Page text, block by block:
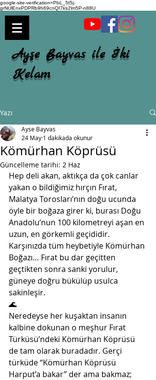
google-site-verification=PbL_5t5j-
grNUlEnxPDPRb9h69cnQI7ks2lm5P-n88U
Ayşe Bayvas ile İki
Kelam
Yazı
Kömürhan Köprüsü
Ayse Bayvas
24 May 1 dakikada okunur
Güncelleme tarihi: 2 Haz
Hep deli akan, aktıkça da çok canlar
yakan o bildiğimiz hırçın Fırat,
Malatya Torosları’nın doğu ucunda
öyle bir boğaza girer ki, burası Doğu
Anadolu’nun 100 kilometreyi aşan en
uzun, en görkemli geçididir.
Karşınızda tüm heybetiyle Kömürhan
Boğazı… Fırat bu dar geçitten
geçtikten sonra sanki yorulur,
güneye doğru bükülüp usulca
sakinleşir.
🌊
Neredeyse her kuşaktan insanın
kalbine dokunan o meşhur Fırat
Türküsü’ndeki Kömürhan Köprüsü
de tam olarak buradadır. Gerçi
türküde “Kömürhan Köprüsü
Harput’a bakar” der ama bakmaz;